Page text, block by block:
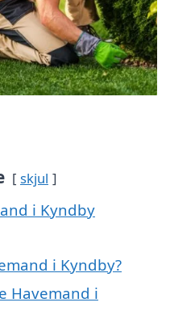
skjul
i Kyndby
i Kyndby?
Havemand i